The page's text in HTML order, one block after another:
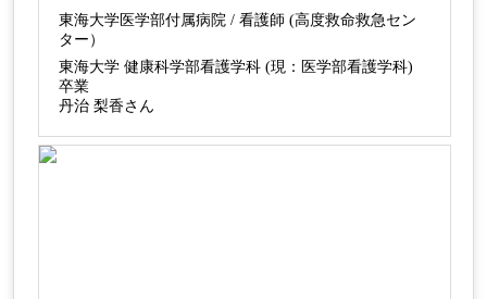
東海大学医学部付属病院 / 看護師 (高度救命救急セン
ター）
東海大学 健康科学部看護学科 (現：医学部看護学科)
卒業
丹治 梨香さん